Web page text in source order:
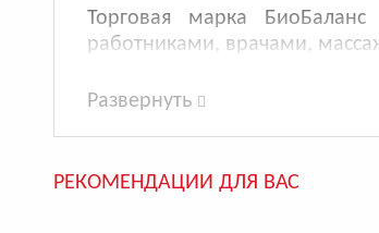
Торговая марка БиоБаланс
работниками, врачами,
средств. Поэтому развитие
Воздухопроницаемые
деформируются и не
Развернуть
РЕКОМЕНДАЦИИ ДЛЯ ВАС